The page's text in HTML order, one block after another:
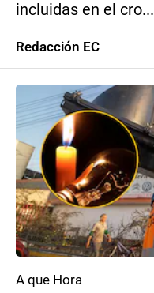
incluidas en el cro...
Redacción EC
A que Hora